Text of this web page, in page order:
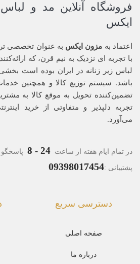
فروشگاه آنلاین مد و
ایکس
اعتماد به مزون ایکس به عنوان تخصصی
با تجربه ای نزدیک به نیم قرن، که
لباس زیر زنانه در ایران بوده ‌است
باشد. سیستم توزیع کالا و همچنین
تضمین‌کننده‌ تحویل به موقع کالا به
تجربه‌ دلپذیر و متفاوتی از خرید
می‌آورد.
در تمام ایام هفته از ساعت 24 - 8
پشتیبانی :09398017454
دسترسی سریع
صفحه اصلی
درباره ما